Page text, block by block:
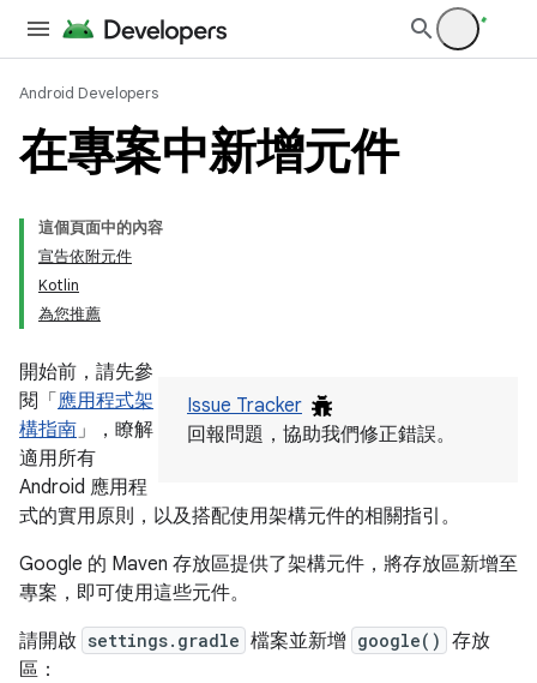
Android Developers
在專案中新增元件
這個頁面中的內容
宣告依附元件
Kotlin
為您推薦
Issue Tracker
回報問題，協助我們修正錯誤。
開始前，請先參
閱「 應用程式架
構指南」，瞭解
適用所有
Android 應用程
式的實用原則，以及搭配使用架構元件的相關指引。
Google 的 Maven 存放區提供了架構元件，將存放區新增至
專案，即可使用這些元件。
請開啟 settings.gradle 檔案並新增 google() 存放
區：